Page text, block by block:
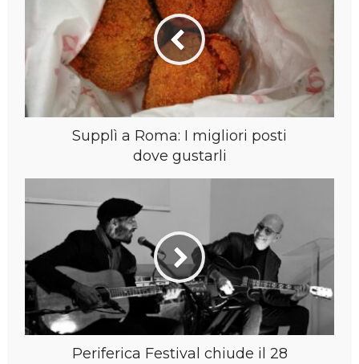
Supplì a Roma: I migliori posti
dove gustarli
Periferica Festival chiude il 28